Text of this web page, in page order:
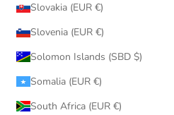
Slovakia (EUR €)
Slovenia (EUR €)
Solomon Islands (SBD $)
Somalia (EUR €)
South Africa (EUR €)